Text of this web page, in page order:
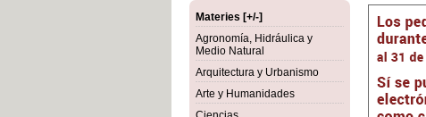
Materies [+/-]
Agronomía, Hidráulica y
Medio Natural
Arquitectura y Urbanismo
Arte y Humanidades